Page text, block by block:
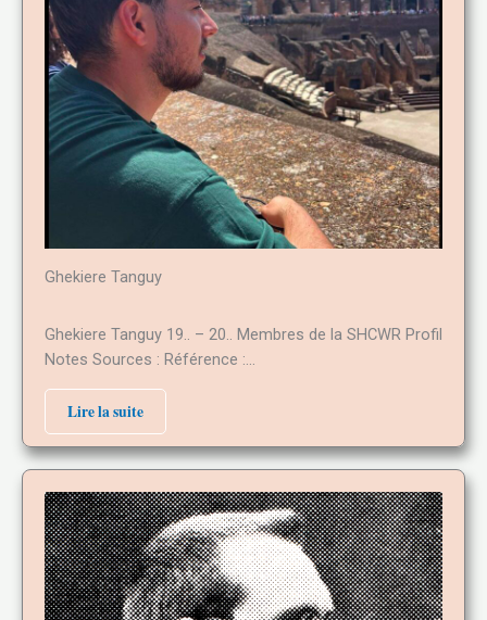
Ghekiere Tanguy
Ghekiere Tanguy 19.. – 20.. Membres de la SHCWR Profil
Notes Sources : Référence :…
Lire la suite